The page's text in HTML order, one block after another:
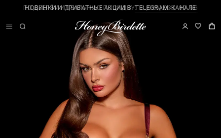
НОВИНКИ И ПРИВАТНЫЕ АКЦИИ В TELEGRAM-КАНАЛЕ